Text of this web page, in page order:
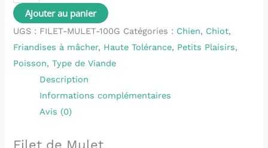
Ajouter au panier
UGS : FILET-MULET-100G Catégories : Chien, Chiot,
Friandises à mâcher, Haute Tolérance, Petits Plaisirs,
Poisson,Type de Viande
Description
Informations complémentaires
Avis (0)
Filet de Mulet